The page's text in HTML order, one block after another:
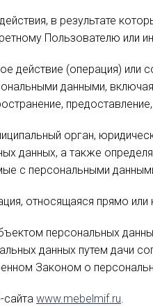
в результате
Пользователю или
действие (операция) или
данными,
орган,
данных, а также
с персональными
относящаяся прямо
персональных
данных путем дачи
Законом о
сайта www.mebelmif.ru.